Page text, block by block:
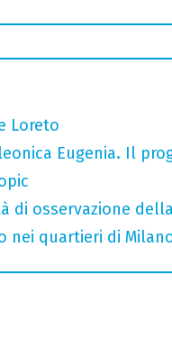
Loreto
Eugenia. Il
di osservazione
nei quartieri di